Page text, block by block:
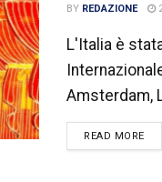
BY REDAZIONE
L'Italia è
Amsterdam,
READ MORE